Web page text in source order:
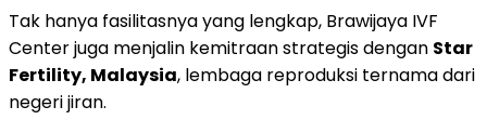
Tak hanya fasilitasnya yang lengkap, Brawijaya IVF
Center juga menjalin kemitraan strategis dengan Star
Fertility, Malaysia, lembaga reproduksi ternama dari
negeri jiran.